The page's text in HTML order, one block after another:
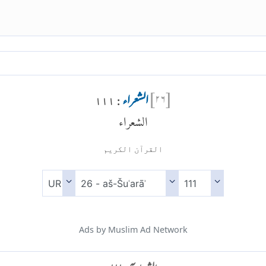
[۲۶]الشعراء : ۱۱۱
الشعراء
القرآن الكريم
Ads by Muslim Ad Network